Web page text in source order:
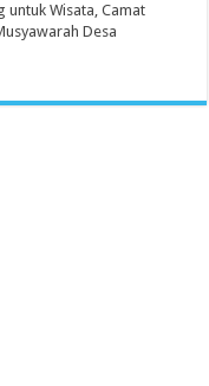
untuk Wisata, Camat
Desa